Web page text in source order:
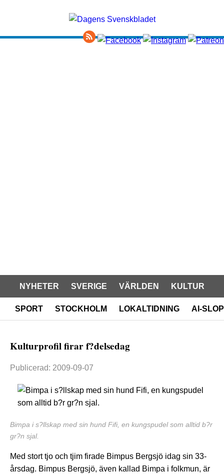
NYHETER SVERIGE VÄRLDEN KULTUR
SPORT STOCKHOLM LOKALTIDNING AI-SLOP
Kulturprofil firar f?delsedag
Publicerad: 2009-09-07
Bimpa i s?llskap med sin hund Fifi, en kungspudel som alltid b?r
gr?n sjal.
Med stort tjo och tjim firade Bimpus Bergsjö idag sin 33-
årsdag. Bimpus Bergsjö, även kallad Bimpa i folkmun, är